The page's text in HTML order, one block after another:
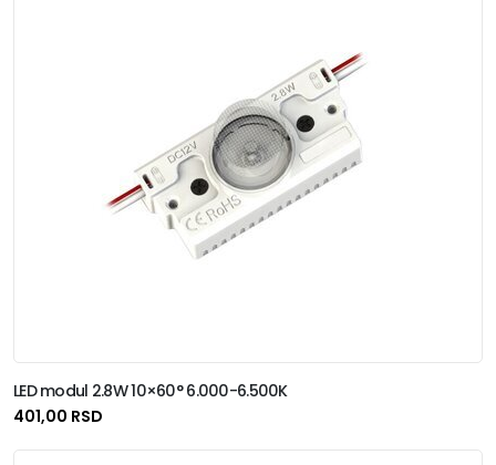
LED modul 2.8W 10×60° 6.000-6.500K
401,00 RSD